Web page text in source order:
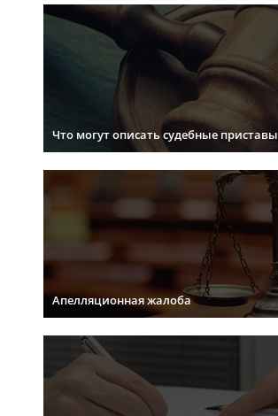
Что могут описать судебные приставы
Апелляционная жалоба